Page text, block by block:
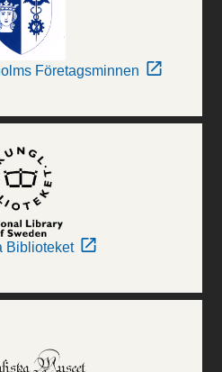
Företagsminnen
Biblioteket